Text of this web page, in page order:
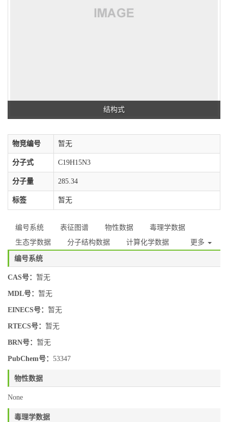
结构式
物竞编号 暂无
分子式 C19H15N3
分子量 285.34
标签 暂无
编号系统 表征图谱 物性数据
毒理学数据
生态学数据
分子结构数据 计算化学数据 更多
编号系统
CAS号： 暂无
MDL号： 暂无
EINECS号： 暂无
RTECS号： 暂无
BRN号： 暂无
PubChem号： 53347
物性数据
None
毒理学数据